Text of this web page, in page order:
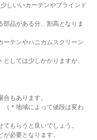
しいいカーテンやブラインド
品がある分、割高となりま
ーテンやハニカムスクリーン
しては少しかかりますが、
もあります。
（＊地域によって値段は変わ
もらうと良いでしょう。
必要となります。